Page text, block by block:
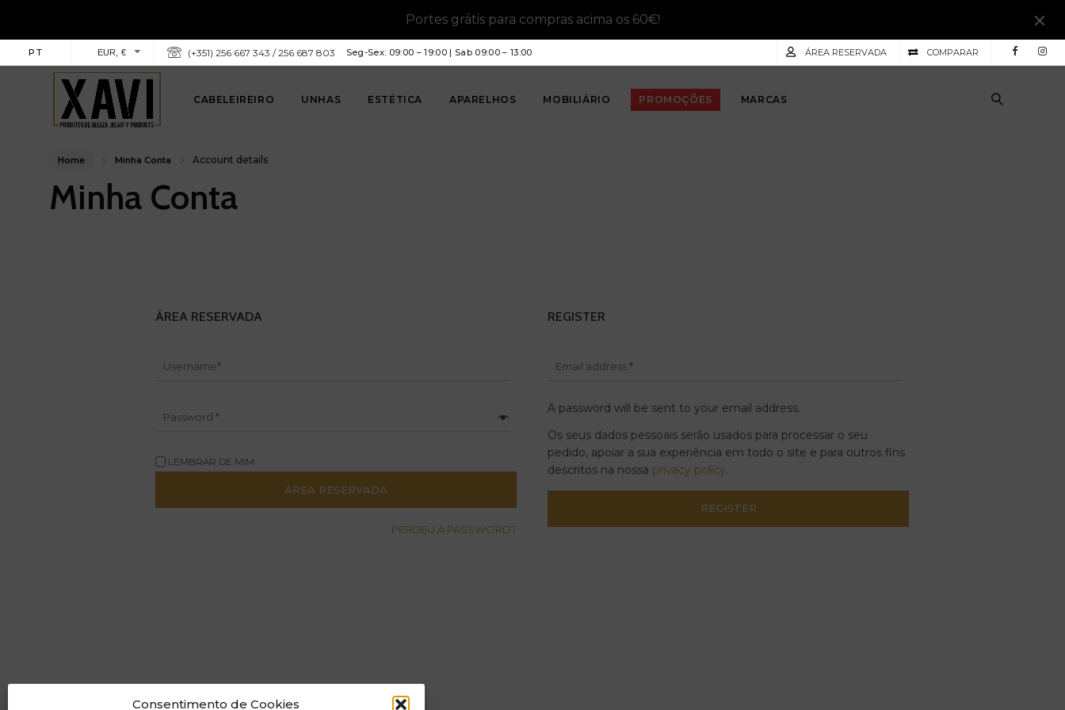
Consentimento de Cookies
Portes grátis para compras acima os 60€!
PT EUR, € (+351) 256 667 343 / 256 687 803 Seg-Sex: 09:00 – 19:00 | Sab 09:00 – 13:00 COMPARAR
ÁREA RESERVADA
CABELEIREIRO UNHAS ESTÉTICA APARELHOS MOBILIÁRIO PROMOÇÕES MARCAS
Home Minha Conta Account details
Minha Conta
ÁREA RESERVADA
LEMBRAR DE MIM
PERDEU A PASSWORD?
REGISTER
A password will be sent to your email address.
Os seus dados pessoais serão usados para processar o seu
pedido, apoiar a sua experiência em todo o site e para outros fins
descritos na nossa privacy policy.